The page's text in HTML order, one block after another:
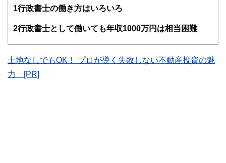
する傍ら、フリーライターとして精力的に活動中。広範な知
1行政書士の働き方はいろいろ
2行政書士として働いても年収1000万円は相当困難
土地なしでもOK！ プロが導く失敗しない不動産投資の魅
力 [PR]